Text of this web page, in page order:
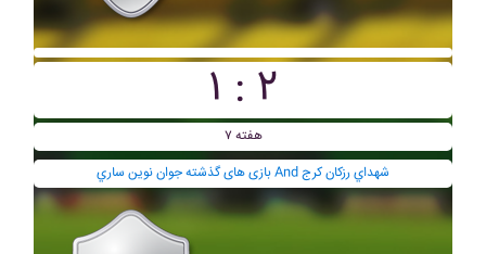
۱ : ۲
هفته ۷
بازی های گذشته جوان نوين ساري And شهداي رزکان کرج